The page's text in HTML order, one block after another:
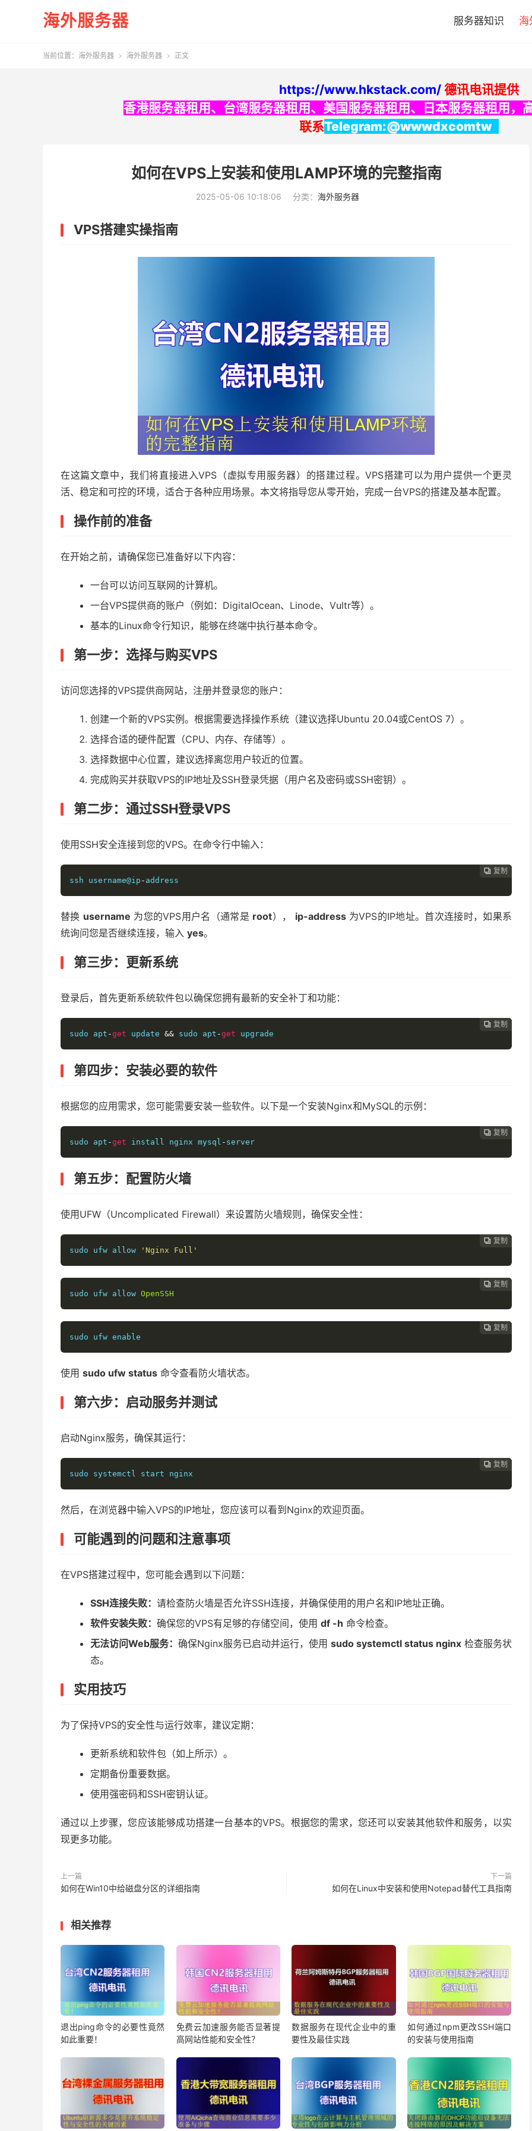
海外服务器 服务器知识 海
当前位置： 海外服务器  海外服务器  正文
https://www.hkstack.com/ 德讯电讯提供
香港服务器租用、 台湾服务器租用、 美国服务器租用、 日本服务器租用 ，
联系Telegram:@wwwdxcomtw
如何在VPS上安装和使用LAMP环境的完整指南
2025-05-06 10:18:06 分类： 海外服务器
VPS搭建实操指南
在这篇文章中，我们将直接进入VPS（虚拟专用服务器）的搭建过程。VPS搭建可以为用户提供一个更灵
活、稳定和可控的环境，适合于各种应用场景。本文将指导您从零开始，完成一台VPS的搭建及基本配置。
操作前的准备
在开始之前，请确保您已准备好以下内容：
一台可以访问互联网的计算机。
一台VPS提供商的账户（例如：DigitalOcean、Linode、Vultr等）。
基本的Linux命令行知识，能够在终端中执行基本命令。
第一步：选择与购买VPS
访问您选择的VPS提供商网站，注册并登录您的账户：
创建一个新的VPS实例。根据需要选择操作系统（建议选择Ubuntu 20.04或CentOS 7）。
选择合适的硬件配置（CPU、内存、存储等）。
选择数据中心位置，建议选择离您用户较近的位置。
完成购买并获取VPS的IP地址及SSH登录凭据（用户名及密码或SSH密钥）。
第二步：通过SSH登录VPS
使用SSH安全连接到您的VPS。在命令行中输入：
 复制
 复制
 复制
 复制
 复制
 复制
 复制
 复制
 复制
ssh username@ip - address
替换 username 为您的VPS用户名（通常是 root）， ip-address为VPS的IP地址。首次连接时，如果系
统询问您是否继续连接，输入 yes。
第三步：更新系统
登录后，首先更新系统软件包以确保您拥有最新的安全补丁和功能：
 复制
 复制
 复制
 复制
 复制
 复制
 复制
 复制
sudo apt -get update && sudo apt -get upgrade
第四步：安装必要的软件
根据您的应用需求，您可能需要安装一些软件。以下是一个安装Nginx和MySQL的示例：
 复制
 复制
 复制
 复制
 复制
 复制
 复制
sudo apt -get install nginx mysql - server
第五步：配置防火墙
使用UFW（Uncomplicated Firewall）来设置防火墙规则，确保安全性：
 复制
 复制
 复制
 复制
 复制
 复制
sudo ufw allow
'Nginx Full'
 复制
 复制
 复制
 复制
 复制
sudo ufw allow OpenSSH
 复制
 复制
 复制
 复制
sudo ufw enable
使用 sudo ufw status 命令查看防火墙状态。
第六步：启动服务并测试
启动Nginx服务，确保其运行：
 复制
 复制
 复制
sudo systemctl start nginx
然后，在浏览器中输入VPS的IP地址，您应该可以看到Nginx的欢迎页面。
可能遇到的问题和注意事项
在VPS搭建过程中，您可能会遇到以下问题：
SSH连接失败： 请检查防火墙是否允许SSH连接，并确保使用的用户名和IP地址正确。
软件安装失败： 确保您的VPS有足够的存储空间，使用 df -h 命令检查。
无法访问Web服务： 确保Nginx服务已启动并运行，使用 sudo systemctl status nginx 检查服务状
态。
实用技巧
为了保持VPS的安全性与运行效率，建议定期：
更新系统和软件包（如上所示）。
定期备份重要数据。
使用强密码和SSH密钥认证。
通过以上步骤，您应该能够成功搭建一台基本的VPS。根据您的需求，您还可以安装其他软件和服务，以实
现更多功能。
上一篇
如何在Win10中给磁盘分区的详细指南
下一篇
如何在Linux中安装和使用Notepad替代工具指南
相关推荐
退出ping命令的必要性竟然
如此重要！
免费云加速服务能否显著提
高网站性能和安全性？
数据服务在现代企业中的重
要性及最佳实践
如何通过npm更改SSH端口
的安装与使用指南